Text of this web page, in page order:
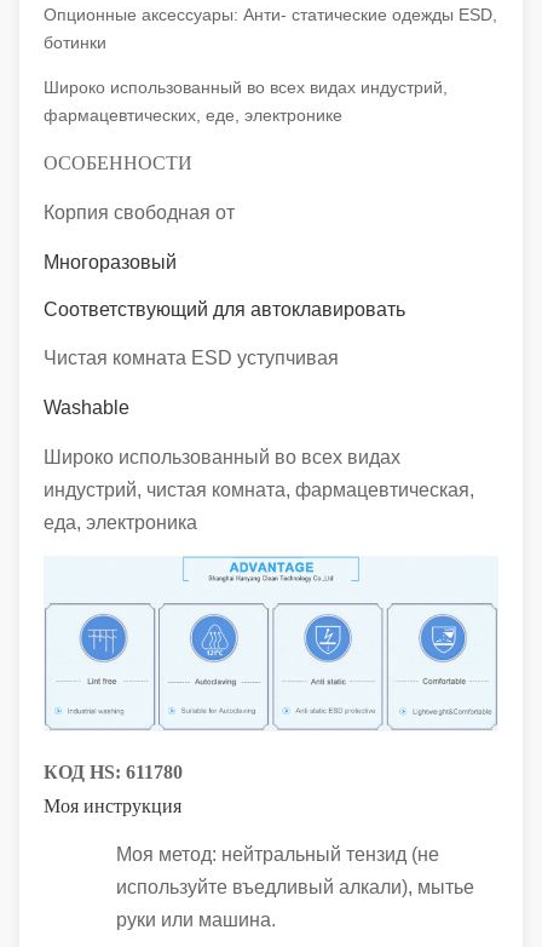
Опционные аксессуары: Анти- статические одежды ESD,
ботинки
Широко использованный во всех видах индустрий,
фармацевтических, еде, электронике
ОСОБЕННОСТИ
Корпия свободная от
Многоразовый
Соответствующий для автоклавировать
Чистая комната ESD уступчивая
Washable
Широко использованный во всех видах
индустрий, чистая комната, фармацевтическая,
еда, электроника
КОД HS: 611780
Моя инструкция
Моя метод: нейтральный тензид (не
используйте въедливый алкали), мытье
руки или машина.